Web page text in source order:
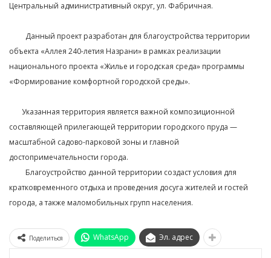
Центральный административный округ, ул. Фабричная.⁣⁣⠀
⠀⠀⠀Данный проект разработан для благоустройства территории
объекта «Аллея 240-летия Назрани» в рамках реализации
национального проекта «Жилье и городская среда» программы
«Формирование комфортной городской среды». ⁣⁣⠀
⠀⠀ Указанная территория является важной композиционной
составляющей прилегающей территории городского пруда —
масштабной садово-парковой зоны и главной
достопримечательности города.⁣⁣⠀
⠀⠀⠀Благоустройство данной территории создаст условия для
кратковременного отдыха и проведения досуга жителей и гостей
города, а также маломобильных групп населения.
Поделиться WhatsApp Эл. адрес